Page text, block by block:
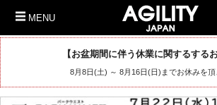
MENU
【お盆期間に伴う休業に関するする
8月8日(土) ～ 8月16日(日)までお休みを頂